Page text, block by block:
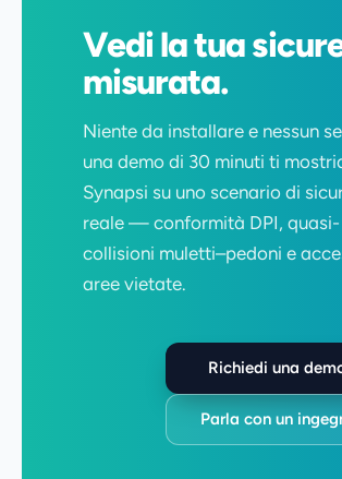
Vedi la tua
misurata.
Niente da installare e nessun
una demo di 30 minuti ti
Synapsi su uno scenario di
reale — conformità DPI, quasi-
collisioni muletti–pedoni e
aree vietate.
Richiedi una
Parla con un